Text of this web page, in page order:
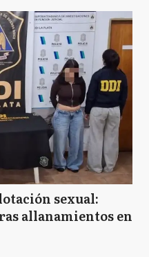
sexual:
allanamientos en